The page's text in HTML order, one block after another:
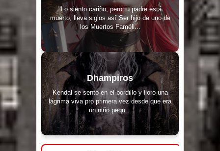
"Lo siento cariño, pero tu padre está
muerto, lleva siglos así"Ser hijo de uno de
los Muertos Faméli...
Dhampiros
Kendal se sentó en el bordillo y lloró una
lágrima viva pro primera vez desde que era
un niño pequ...